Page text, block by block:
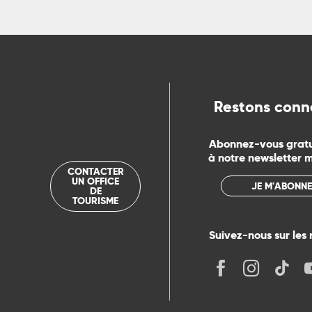
CONTACTER
UN OFFICE
DE
TOURISME
Restons
Abonnez-vous
à notre newsletter
JE M'ABONNE
Suivez-nous sur les